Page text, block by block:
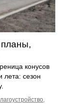
конусов
лета: сезон
,